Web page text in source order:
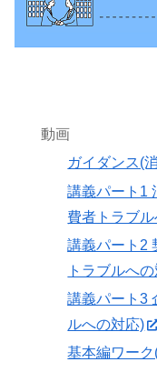
動画
ガイダンス(
講義パート1
費者トラブ
講義パート2
トラブルへ
講義パート3
ルへの対応)
基本編ワー